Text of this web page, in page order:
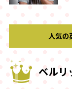
人気の
ベルリ